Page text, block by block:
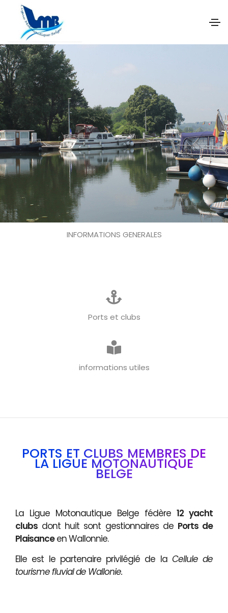
INFORMATIONS GENERALES
Ports et clubs
informations utiles
PORTS ET CLUBS MEMBRES DE
LA LIGUE MOTONAUTIQUE
BELGE
La Ligue Motonautique Belge fédère 12 yacht
clubs dont huit sont gestionnaires de Ports de
Plaisanceen Wallonnie.
Elle est le partenaire privilégié de la Cellule de
tourisme fluvial de Wallonie.